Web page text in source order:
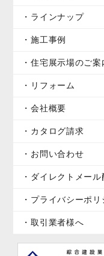
ラインナップ
施工事例
住宅展示場のご案
リフォーム
会社概要
カタログ請求
お問い合わせ
ダイレクトメール
プライバシーポリ
取引業者様へ